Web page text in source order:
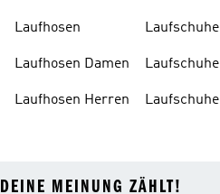
Laufhosen
Laufhosen Damen
Laufhosen Herren
Laufschuhe
Laufschuhe
Laufschuhe
DEINE MEINUNG ZÄHLT!